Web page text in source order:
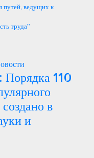
путей, ведущих к
труда”
110
в
и